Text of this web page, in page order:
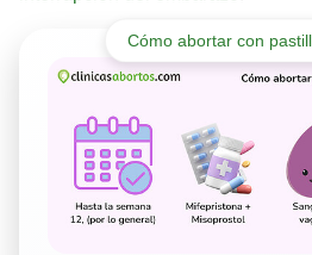
Cómo abortar con